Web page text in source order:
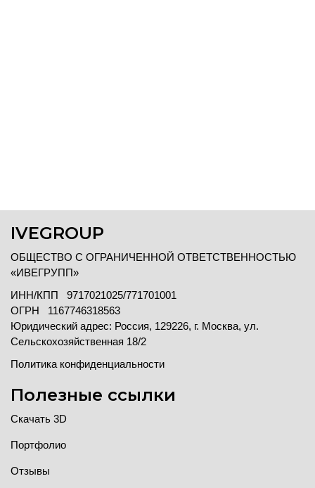
IVEGROUP
ОБЩЕСТВО С ОГРАНИЧЕННОЙ ОТВЕТСТВЕННОСТЬЮ
«ИВЕГРУПП»
ИНН/КПП 9717021025/771701001
ОГРН 1167746318563
Юридический адрес: Россия, 129226, г. Москва, ул.
Сельскохозяйственная 18/2
Политика конфиденциальности
Полезные ссылки
Скачать 3D
Портфолио
Отзывы